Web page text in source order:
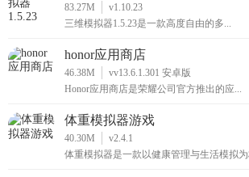
83.27M
v1.10.23
三维模拟器1.5.23是一款高度自由的多...
honor应用商店
46.38M
vv13.6.1.301 安卓版
Honor应用商店是荣耀公司官方推出的应...
体重模拟器游戏
40.30M
v2.4.1
体重模拟器是一款以健康管理与生活模拟为